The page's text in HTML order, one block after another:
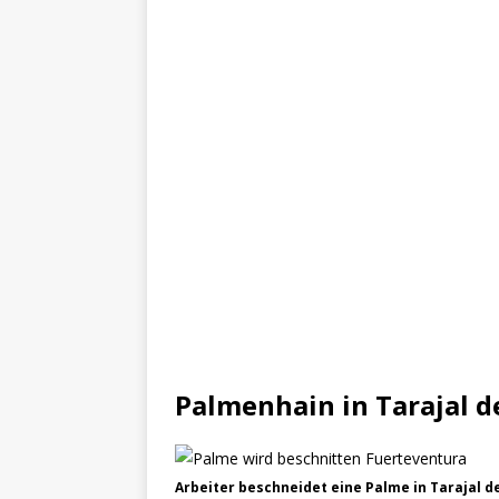
Palmenhain in Tarajal
Arbeiter beschneidet eine Palme in Tarajal